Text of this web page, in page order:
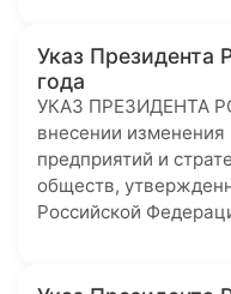
Указ
года
УКАЗ ПРЕЗИДЕНТА
внесении изменения
предприятий и
обществ,
Российской